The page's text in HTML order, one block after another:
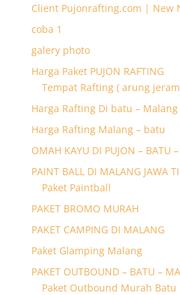
Client Pujonrafting.com | New
coba 1
galery photo
Harga Paket PUJON RAFTING
Tempat Rafting ( arung
Harga Rafting Di batu – Malang
Harga Rafting Malang – batu
OMAH KAYU DI PUJON – BATU
PAINT BALL DI MALANG JAWA
Paket Paintball
PAKET BROMO MURAH
PAKET CAMPING DI MALANG
Paket Glamping Malang
PAKET OUTBOUND – BATU –
Paket Outbound Murah Batu